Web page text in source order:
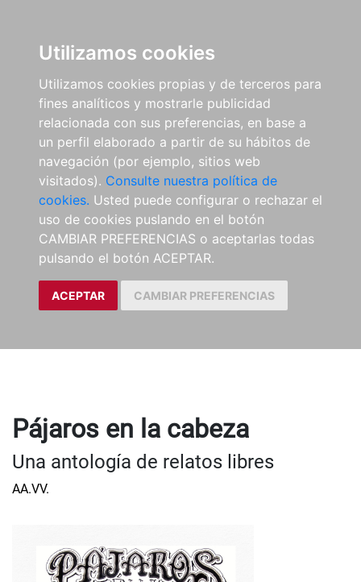
Utilizamos cookies
Utilizamos cookies propias y de terceros para
fines analíticos y mostrarle publicidad
relacionada con sus preferencias, en base a
un perfil elaborado a partir de su hábitos de
navegación (por ejemplo, sitios web
visitados). Consulte nuestra política de
cookies. Usted puede configurar o rechazar el
uso de cookies puslando en el botón
CAMBIAR PREFERENCIAS o aceptarlas todas
pulsando el botón ACEPTAR.
ACEPTAR CAMBIAR PREFERENCIAS
Pájaros en la cabeza
Una antología de relatos libres
AA.VV.